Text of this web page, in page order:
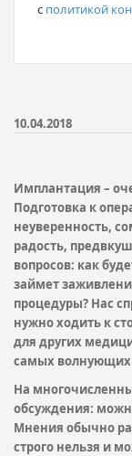
с политикой
10.04.2018
Имплантация –
Подготовка к
неуверенность,
радость,
вопросов: как
займет
процедуры? Нас
нужно ходить к
для других
самых волнующих
На
обсуждения:
Мнения обычно
строго нельзя и